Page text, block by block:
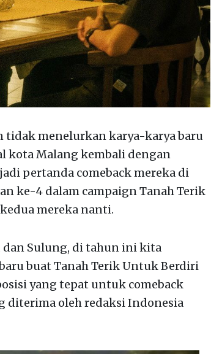
tidak menelurkan karya-karya baru
kota Malang kembali dengan
pertanda comeback mereka di
ke-4 dalam campaign Tanah Terik
mereka nanti.
dan Sulung, di tahun ini kita
buat Tanah Terik Untuk Berdiri
yang tepat untuk comeback
diterima oleh redaksi Indonesia